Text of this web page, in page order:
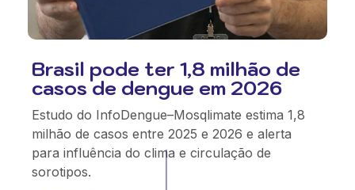
Brasil pode ter 1,8 milhão de
casos de dengue em 2026
Estudo do InfoDengue–Mosqlimate estima 1,8
milhão de casos entre 2025 e 2026 e alerta
para influência do clima e circulação de
sorotipos.